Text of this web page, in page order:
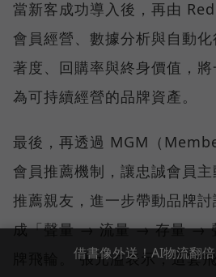
當新客成功導入後，再由
會員經營、數據分析與自動
著度、回購率與終身價值，
為可持續經營的品牌資產。
最後，再透過 MGM（
會員推薦機制，讓忠誠會員主
推薦親友，進一步帶動品牌
成「聲量 → 流量 → 存量 →
牌飛輪。 張元溢表示，這套
借書像外送！AI物流翻倍